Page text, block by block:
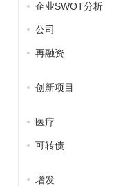
企业SWOT分析
公司
再融资
创新项目
医疗
可转债
增发